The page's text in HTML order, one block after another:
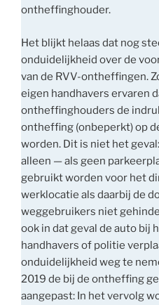
ontheffinghouder.
Het blijkt helaas dat nog
onduidelijkheid over de
van de RVV-ontheffingen.
eigen handhavers ervaren
ontheffinghouders de
ontheffing (onbeperkt) op
worden. Dit is niet het
alleen — als geen
gebruikt worden voor het
werklocatie als daarbij de
weggebruikers niet
ook in dat geval de auto bij
handhavers of politie
onduidelijkheid weg te
2019 de bij de ontheffing
aangepast: In het vervolg